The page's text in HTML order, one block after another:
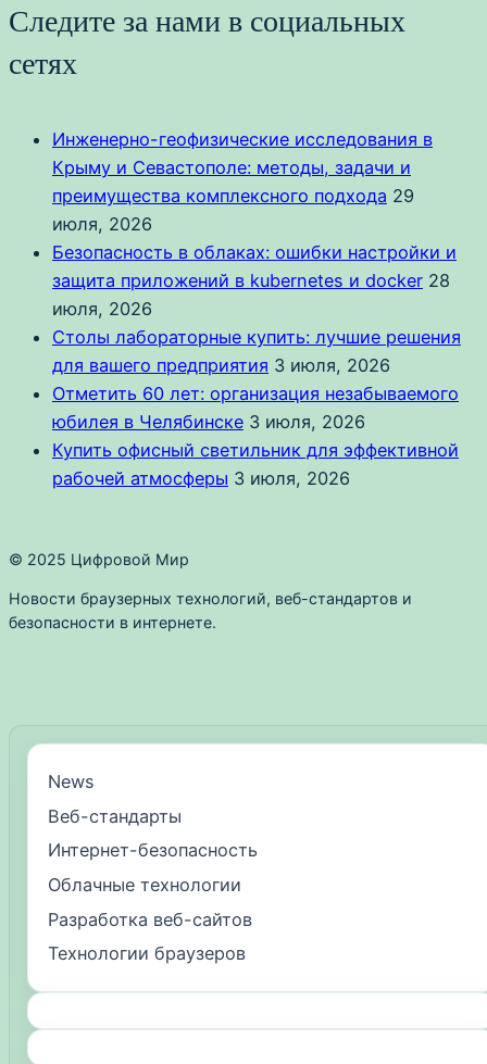
Следите за нами в социальных
сетях
Инженерно-геофизические исследования в
Крыму и Севастополе: методы, задачи и
преимущества комплексного подхода 29
июля, 2026
Безопасность в облаках: ошибки настройки и
защита приложений в kubernetes и docker 28
июля, 2026
Столы лабораторные купить: лучшие решения
для вашего предприятия 3 июля, 2026
Отметить 60 лет: организация незабываемого
юбилея в Челябинске 3 июля, 2026
Купить офисный светильник для эффективной
рабочей атмосферы 3 июля, 2026
© 2025 Цифровой Мир
Новости браузерных технологий, веб-стандартов и
безопасности в интернете.
News
Веб-стандарты
Интернет-безопасность
Облачные технологии
Разработка веб-сайтов
Технологии браузеров